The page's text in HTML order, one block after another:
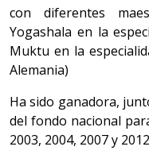
con diferentes
Yogashala en la
Muktu en la
Alemania)
Ha sido ganadora,
del fondo nacional
2003, 2004, 2007 y